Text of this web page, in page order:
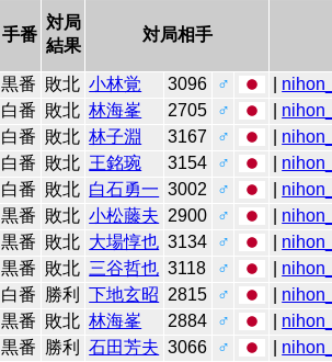
手番
対局
結果
対局相手
黒番 敗北 小林覚 3096 ♂
白番 敗北 林海峯 2705 ♂
白番 敗北 林子淵 3167 ♂
白番 敗北 王銘琬 3154 ♂
白番 敗北 白石勇一 3002 ♂
黒番 敗北 小松藤夫 2900 ♂
黒番 敗北 大場惇也 3134 ♂
黒番 敗北 三谷哲也 3118 ♂
白番 勝利 下地玄昭 2815 ♂
黒番 敗北 林海峯 2884 ♂
黒番 勝利 石田芳夫 3066 ♂